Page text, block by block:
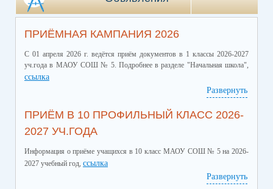
ПРИЁМНАЯ КАМПАНИЯ 2026
С 01 апреля 2026 г. ведётся приём документов в 1 классы 2026-2027
уч.года в МАОУ СОШ № 5. Подробнее в разделе "Начальная школа",
ссылка
Развернуть
ПРИЁМ В 10 ПРОФИЛЬНЫЙ КЛАСС 2026-
2027 УЧ.ГОДА
Информация о приёме учащихся в 10 класс МАОУ СОШ № 5 на 2026-
2027 учебный год, ссылка
Развернуть